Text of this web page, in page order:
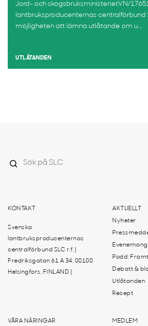
Jord- och skogsbruksministerietVN/
lantbruksproducenternas centralförbund
möjligheten att lämna utlåtande om u...
UTLÅTANDEN
KONTAKT
Svenska
lantbruksproducenternas
centralförbund SLC r.f. |
Fredriksgatan 61 A 34, 00100
Helsingfors, FINLAND |
AKTUELLT
Nyheter
Evenemang
Podd:
Debatt &
Utlåtanden
Recept
VÅRA NÄRINGAR MEDLEM